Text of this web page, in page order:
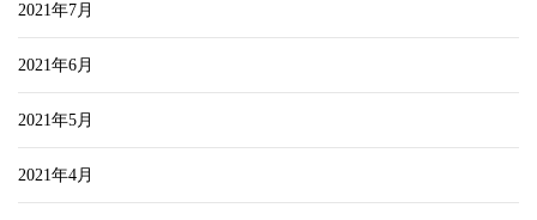
2021年7月
2021年6月
2021年5月
2021年4月